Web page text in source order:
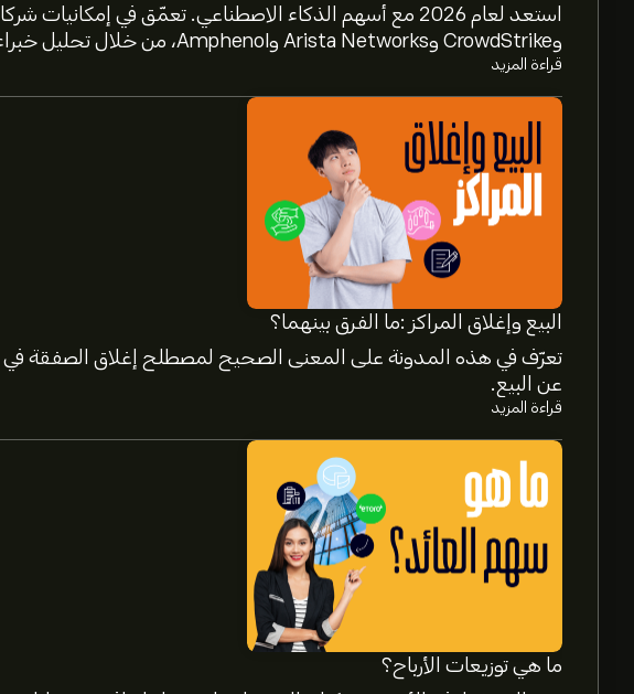
وCrowdStrike وArista Networks وAmphenol، من خلال تحليل خبراء eToro.
قراءة المزيد
البيع وإغلاق المراكز :ما الفرق بينهما؟
تعرّف في هذه المدونة على المعنى الصحيح لمصطلح إغلاق الصفقة في
عن البيع.
قراءة المزيد
ما هي توزيعات الأرباح؟
سعر CHEF الآن هو 109.14‎$‎.
متوسط السعر المستهدف لسهم The Chefs' Warehouse Inc هو 109.14‎$‎.
التفاصيل حول توقعات المحللين والأسعار المستهدفة للأسهم.